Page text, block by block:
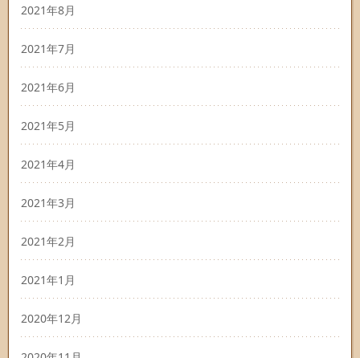
2021年8月
2021年7月
2021年6月
2021年5月
2021年4月
2021年3月
2021年2月
2021年1月
2020年12月